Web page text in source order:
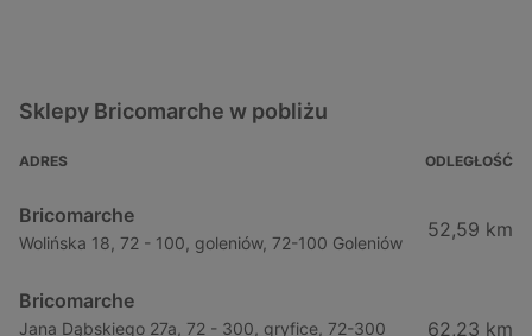
Sklepy Bricomarche w pobliżu
ADRES ODLEGŁOŚĆ
Bricomarche
Wolińska 18, 72 - 100, goleniów, 72-100 Goleniów
52,59 km
Bricomarche
Jana Dąbskiego 27a, 72 - 300, gryfice, 72-300 62,23 km